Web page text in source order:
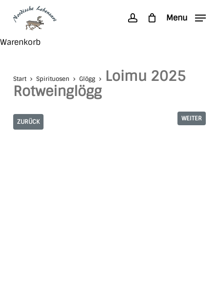
content
accountMenu
WarenkorbClose
Start Spirituosen Glögg
Loimu 2025
Rotweinglögg
ZURÜCK WEITER